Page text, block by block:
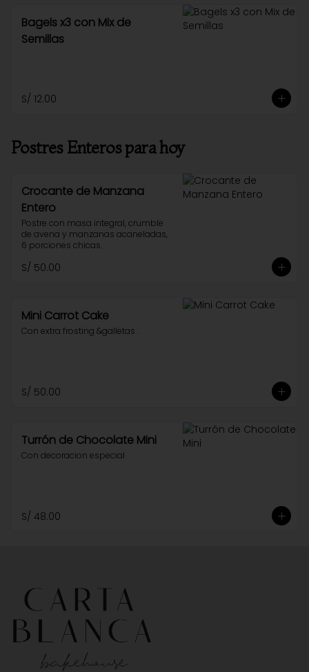
Bagels x3 con Mix de
Semillas
S/ 12.00
Postres Enteros para hoy
Crocante de Manzana
Entero
Postre con masa integral, crumble
de avena y manzanas acaneladas,
6 porciones chicas.
S/ 50.00
Mini Carrot Cake
Con extra frosting &galletas .
S/ 50.00
Turrón de Chocolate Mini
Con decoracion especial
S/ 48.00